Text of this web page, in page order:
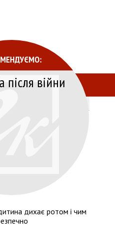
після війни
дихає ротом і чим